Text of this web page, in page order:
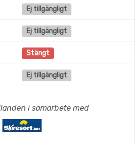
Ej tillgängligt
Ej tillgängligt
Stängt
Ej tillgängligt
i samarbete med